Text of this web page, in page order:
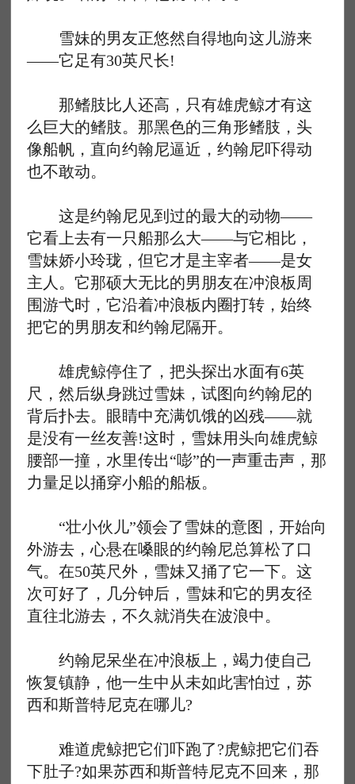
雪妹的男友正悠然自得地向这儿游来
——它足有30英尺长!
那鳍肢比人还高，只有雄虎鲸才有这
么巨大的鳍肢。那黑色的三角形鳍肢，头
像船帆，直向约翰尼逼近，约翰尼吓得动
也不敢动。
这是约翰尼见到过的最大的动物——
它看上去有一只船那么大——与它相比，
雪妹娇小玲珑，但它才是主宰者——是女
主人。它那硕大无比的男朋友在冲浪板周
围游弋时，它沿着冲浪板内圈打转，始终
把它的男朋友和约翰尼隔开。
雄虎鲸停住了，把头探出水面有6英
尺，然后纵身跳过雪妹，试图向约翰尼的
背后扑去。眼睛中充满饥饿的凶残——就
是没有一丝友善!这时，雪妹用头向雄虎鲸
腰部一撞，水里传出“嘭”的一声重击声，那
力量足以捅穿小船的船板。
“壮小伙儿”领会了雪妹的意图，开始向
外游去，心悬在嗓眼的约翰尼总算松了口
气。在50英尺外，雪妹又捅了它一下。这
次可好了，几分钟后，雪妹和它的男友径
直往北游去，不久就消失在波浪中。
约翰尼呆坐在冲浪板上，竭力使自己
恢复镇静，他一生中从未如此害怕过，苏
西和斯普特尼克在哪儿?
难道虎鲸把它们吓跑了?虎鲸把它们吞
下肚子?如果苏西和斯普特尼克不回来，那